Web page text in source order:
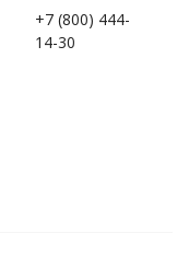
+7 (800) 444-
14-30